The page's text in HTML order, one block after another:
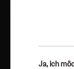
Ja, ich